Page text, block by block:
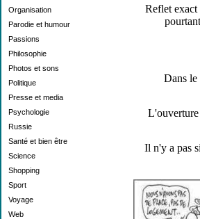
Organisation
Parodie et humour
Passions
Philosophie
Photos et sons
Politique
Presse et media
Psychologie
Russie
Santé et bien être
Science
Shopping
Sport
Voyage
Web
Reflet exact
Dans le
L'ouverture
Il n'y a pas